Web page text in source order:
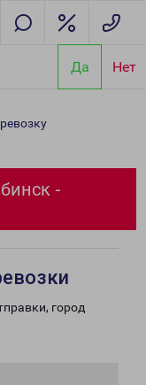
Да Нет
-
город